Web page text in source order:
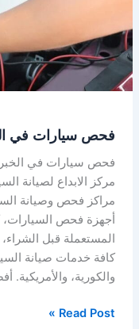
فحص سيارات في
فحص سيارات في الخبر
مركز الابداع لصيانة
مراكز فحص وصيانة
أجهزة فحص
المستعملة قبل
كافة خدمات صيانة
والكورية، والأمريكية.
Read Post »